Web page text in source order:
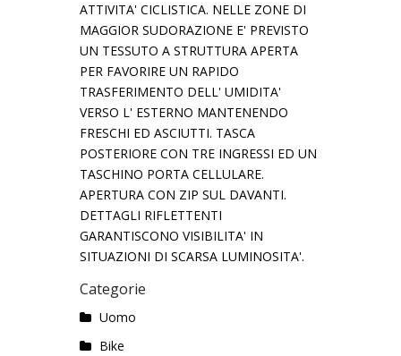
ATTIVITA' CICLISTICA. NELLE ZONE DI
MAGGIOR SUDORAZIONE E' PREVISTO
UN TESSUTO A STRUTTURA APERTA
PER FAVORIRE UN RAPIDO
TRASFERIMENTO DELL' UMIDITA'
VERSO L' ESTERNO MANTENENDO
FRESCHI ED ASCIUTTI. TASCA
POSTERIORE CON TRE INGRESSI ED UN
TASCHINO PORTA CELLULARE.
APERTURA CON ZIP SUL DAVANTI.
DETTAGLI RIFLETTENTI
GARANTISCONO VISIBILITA' IN
SITUAZIONI DI SCARSA LUMINOSITA'.
Categorie
Uomo
Bike